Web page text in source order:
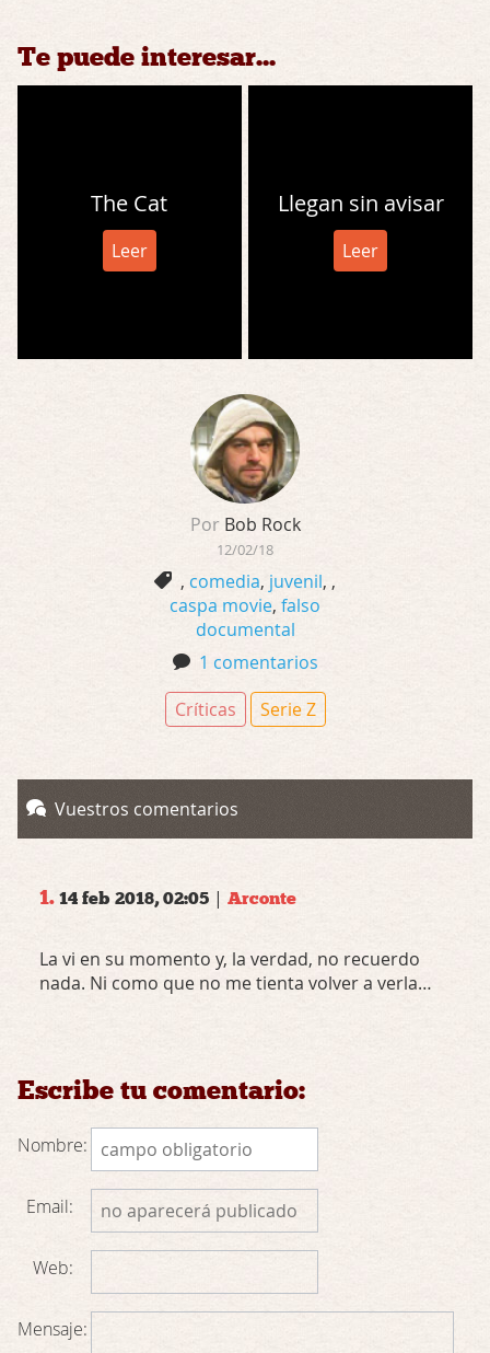
Te puede interesar...
The Cat
Leer
Llegan sin avisar
Leer
PorBob Rock
12/02/18
, comedia, juvenil, ,
caspa movie, falso
documental
1 comentarios
Críticas
Serie Z
Vuestros comentarios
1. 14 feb 2018, 02:05 | Arconte
La vi en su momento y, la verdad, no recuerdo
nada. Ni como que no me tienta volver a verla…
Escribe tu comentario:
Nombre:
Email:
Web:
Mensaje: